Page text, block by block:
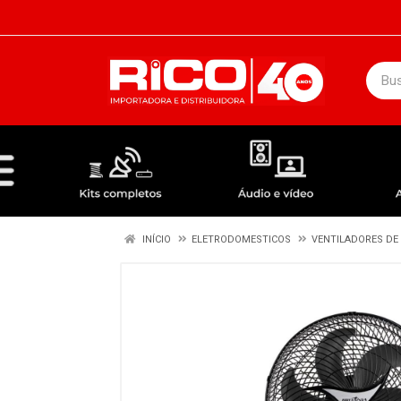
INÍCIO ELETRODOMESTICOS VENTILADORES